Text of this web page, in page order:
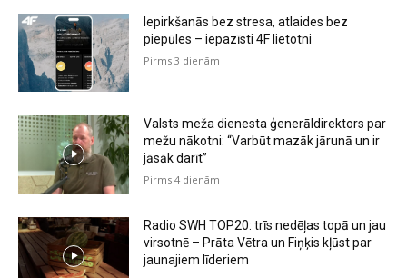
Iepirkšanās bez stresa, atlaides bez
piepūles – iepazīsti 4F lietotni
Pirms 3 dienām
Valsts meža dienesta ģenerāldirektors par
mežu nākotni: “Varbūt mazāk jārunā un ir
jāsāk darīt”
Pirms 4 dienām
Radio SWH TOP20: trīs nedēļas topā un jau
virsotnē – Prāta Vētra un Fiņķis kļūst par
jaunajiem līderiem